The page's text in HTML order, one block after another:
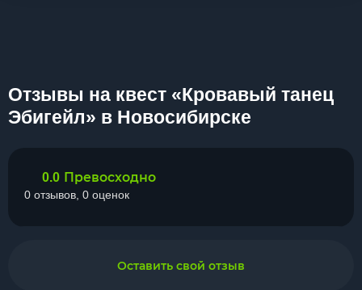
Отзывы на квест «Кровавый танец
Эбигейл» в Новосибирске
0.0 Превосходно
0 отзывов, 0 оценок
Оставить свой отзыв